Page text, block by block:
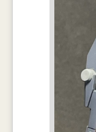
ตรงปืนนี่ ให้มาเป็น